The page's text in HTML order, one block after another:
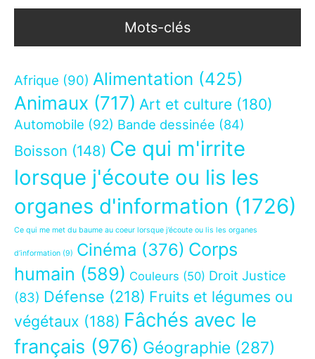
Mots-clés
Afrique (90) Alimentation (425)
Animaux (717) Art et culture (180)
Automobile (92) Bande dessinée (84)
Boisson (148) Ce qui m'irrite
lorsque j'écoute ou lis les
organes d'information (1726)
Ce qui me met du baume au coeur lorsque j’écoute ou lis les organes
d’information (9) Cinéma (376) Corps
humain (589) Couleurs (50) Droit Justice
(83) Défense (218) Fruits et légumes ou
végétaux (188) Fâchés avec le
français (976) Géographie (287)